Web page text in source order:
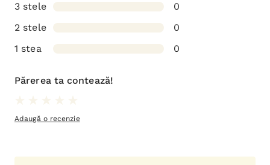
3 stele
0
2 stele
0
1 stea
0
Părerea ta contează!
Adaugă o recenzie